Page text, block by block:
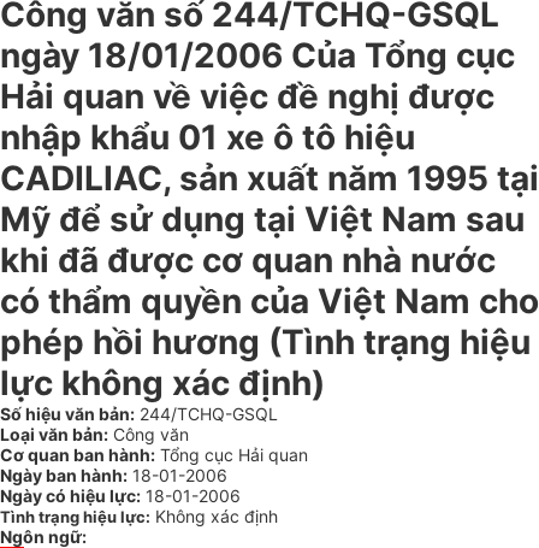
Công văn số 244/TCHQ-GSQL
ngày 18/01/2006 Của Tổng cục
Hải quan về việc đề nghị được
nhập khẩu 01 xe ô tô hiệu
CADILIAC, sản xuất năm 1995 tại
Mỹ để sử dụng tại Việt Nam sau
khi đã được cơ quan nhà nước
có thẩm quyền của Việt Nam cho
phép hồi hương (Tình trạng hiệu
lực không xác định)
Số hiệu văn bản: 244/TCHQ-GSQL
Loại văn bản: Công văn
Cơ quan ban hành: Tổng cục Hải quan
Ngày ban hành: 18-01-2006
Ngày có hiệu lực: 18-01-2006
Tình trạng hiệu lực: Không xác định
Ngôn ngữ: